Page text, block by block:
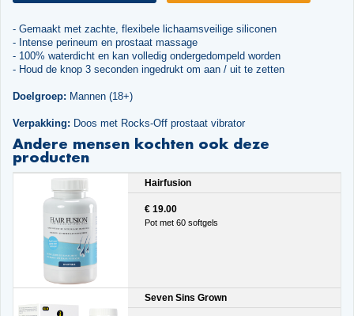
- Gemaakt met zachte, flexibele lichaamsveilige siliconen
- Intense perineum en prostaat massage
- 100% waterdicht en kan volledig ondergedompeld worden
- Houd de knop 3 seconden ingedrukt om aan / uit te zetten
Doelgroep: Mannen (18+)
Verpakking: Doos met Rocks-Off prostaat vibrator
Andere mensen kochten ook deze
producten
Hairfusion
€ 19.00
Pot met 60 softgels
Seven Sins Grown